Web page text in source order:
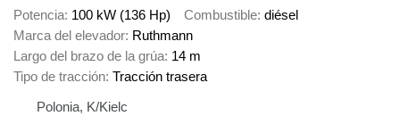
Potencia 100 kW (136 Hp) Combustible diésel
Marca del elevador Ruthmann
Largo del brazo de la grúa 14 m
Tipo de tracción Tracción trasera
Polonia, K/Kielc